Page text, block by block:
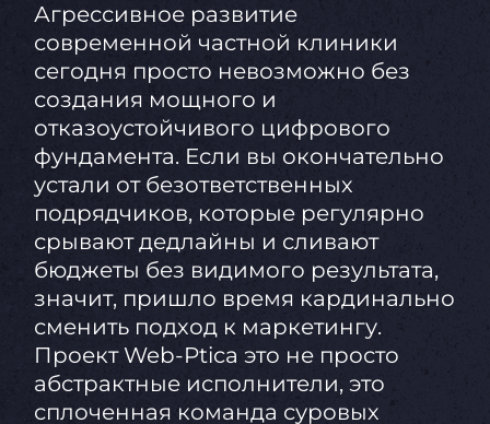
Агрессивное развитие
современной частной клиники
сегодня просто невозможно без
создания мощного и
отказоустойчивого цифрового
фундамента. Если вы окончательно
устали от безответственных
подрядчиков, которые регулярно
срывают дедлайны и сливают
бюджеты без видимого результата,
значит, пришло время кардинально
сменить подход к маркетингу.
Проект Web-Ptica это не просто
абстрактные исполнители, это
сплоченная команда суровых